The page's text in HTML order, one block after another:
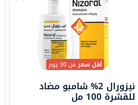
أقل سعرمن 30 يوم
نيزورال 2% شامبو مضاد
للقشرة 100 مل